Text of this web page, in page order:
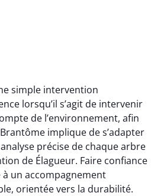
simple intervention
lorsqu’il s’agit de intervenir
de l’environnement, afin
implique de s’adapter
précise de chaque arbre
de Élagueur. Faire confiance
à un accompagnement
orientée vers la durabilité.